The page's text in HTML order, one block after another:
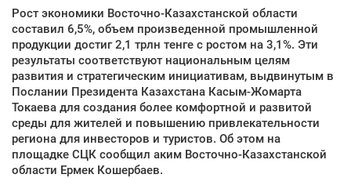
Рост экономики Восточно-Казахстанской области
составил 6,5%, объем произведенной промышленной
продукции достиг 2,1 трлн тенге с ростом на 3,1%. Эти
результаты соответствуют национальным целям
развития и стратегическим инициативам, выдвинутым в
Послании Президента Казахстана Касым-Жомарта
Токаева для создания более комфортной и развитой
среды для жителей и повышению привлекательности
региона для инвесторов и туристов. Об этом на
площадке СЦК сообщил аким Восточно-Казахстанской
области Ермек Кошербаев.